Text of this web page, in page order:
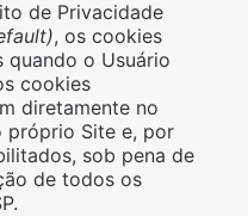
de Privacidade
, os cookies
quando o Usuário
cookies
diretamente no
Site e, por
sob pena de
de todos os